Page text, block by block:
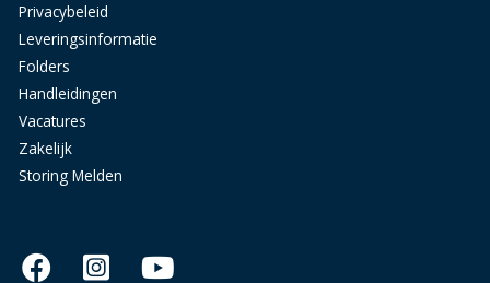
Privacybeleid
Leveringsinformatie
Folders
Handleidingen
Vacatures
Zakelijk
Storing Melden